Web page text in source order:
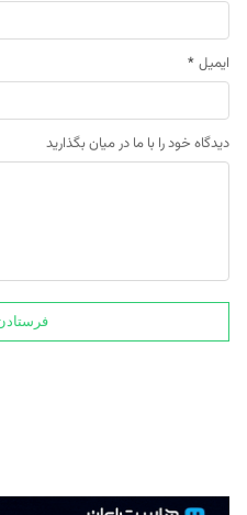
ایمیل *
دیدگاه خود را با ما در میان بگذارید